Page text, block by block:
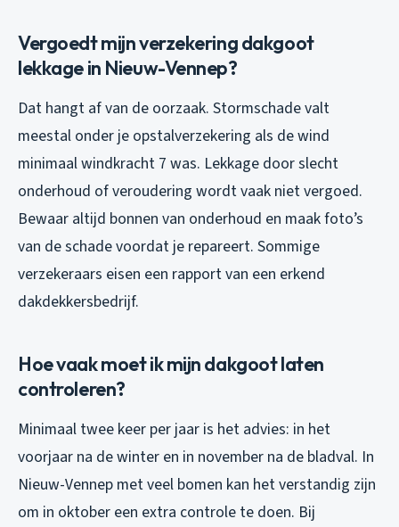
Vergoedt mijn verzekering dakgoot
lekkage in Nieuw-Vennep?
Dat hangt af van de oorzaak. Stormschade valt
meestal onder je opstalverzekering als de wind
minimaal windkracht 7 was. Lekkage door slecht
onderhoud of veroudering wordt vaak niet vergoed.
Bewaar altijd bonnen van onderhoud en maak foto’s
van de schade voordat je repareert. Sommige
verzekeraars eisen een rapport van een erkend
dakdekkersbedrijf.
Hoe vaak moet ik mijn dakgoot laten
controleren?
Minimaal twee keer per jaar is het advies: in het
voorjaar na de winter en in november na de bladval. In
Nieuw-Vennep met veel bomen kan het verstandig zijn
om in oktober een extra controle te doen. Bij